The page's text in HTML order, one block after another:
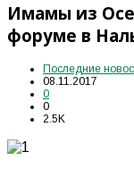
Имамы из
форуме в
Последние
08.11.2017
0
0
2.5K